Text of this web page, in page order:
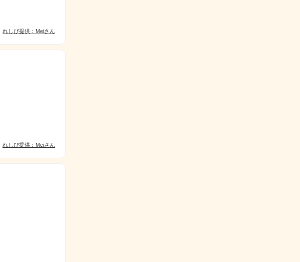
れしぴ提供：Meiさん
れしぴ提供：Meiさん